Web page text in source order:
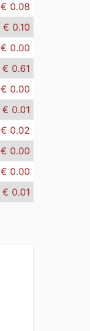
€ 0.08
€ 0.10
€ 0.00
€ 0.61
€ 0.00
€ 0.01
€ 0.02
€ 0.00
€ 0.00
€ 0.01